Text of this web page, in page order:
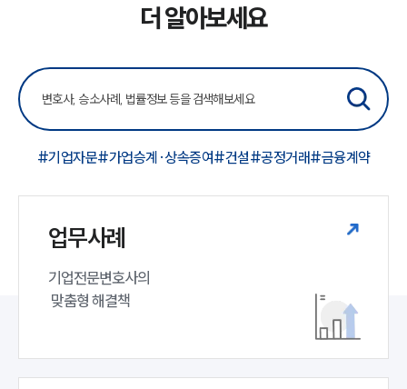
더 알아보세요
#기업자문#가업승계·상속증여#건설#공정거래#금융계약
업무사례
기업전문변호사의
맞춤형 해결책